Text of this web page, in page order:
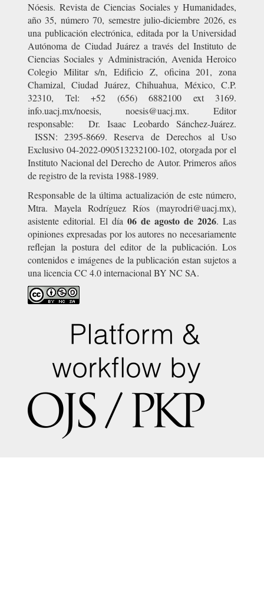
Nóesis. Revista de Ciencias Sociales y Humanidades,
año 35, número 70, semestre julio-diciembre 2026, es
una publicación electrónica, editada por la Universidad
Autónoma de Ciudad Juárez a través del Instituto de
Ciencias Sociales y Administración, Avenida Heroico
Colegio Militar s/n, Edificio Z, oficina 201, zona
Chamizal, Ciudad Juárez, Chihuahua, México, C.P.
32310, Tel: +52 (656) 6882100 ext 3169.
info.uacj.mx/noesis, noesis@uacj.mx. Editor
responsable: Dr. Isaac Leobardo Sánchez-Juárez.
ISSN: 2395-8669. Reserva de Derechos al Uso
Exclusivo 04-2022-090513232100-102, otorgada por el
Instituto Nacional del Derecho de Autor. Primeros años
de registro de la revista 1988-1989.
Responsable de la última actualización de este número,
Mtra. Mayela Rodríguez Ríos (mayrodri@uacj.mx),
asistente editorial. El día 06 de agosto de 2026. Las
opiniones expresadas por los autores no necesariamente
reflejan la postura del editor de la publicación. Los
contenidos e imágenes de la publicación estan sujetos a
una licencia CC 4.0 internacional BY NC SA.